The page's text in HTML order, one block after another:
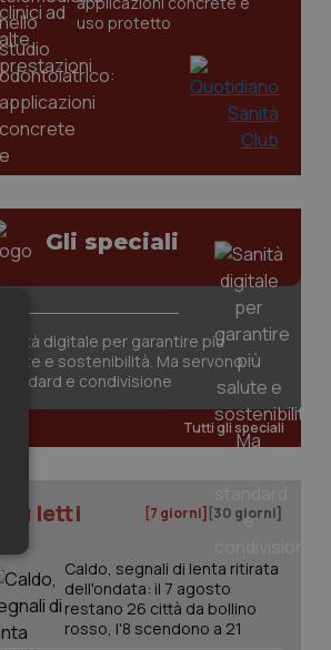
uso protetto
Gli speciali
Sanità digitale per garantire più
salute e sostenibilità. Ma servono
standard e condivisione
Tutti gli speciali
I più letti [7 giorni] [30 giorni]
Caldo, segnali di lenta ritirata
dell'ondata: il 7 agosto
restano 26 città da bollino
rosso, l'8 scendono a 21